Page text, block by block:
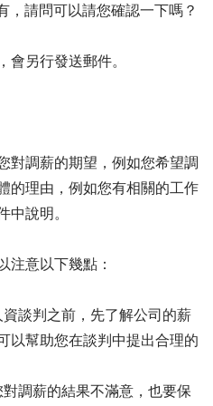
，請問可以請您確認一下嗎？
會另行發送郵件。
對調薪的期望，例如您希望調
的理由，例如您有相關的工作
中說明。
注意以下幾點：
談判之前，先了解公司的薪
以幫助您在談判中提出合理的
調薪的結果不滿意，也要保